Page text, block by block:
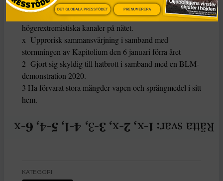
1 Spridit grov antisemitisk propaganda i
högerextremistiska kanaler på nätet.
x Upprorisk sammansvärjning i samband med
stormningen av Kapitolium den 6 januari förra året
2 Gjort sig skyldig till hatbrott i samband med en BLM-
demonstration 2020.
3 Ha förvarat stora mängder vapen och sprängmedel i sitt
hem.
KATEGORI
DET GLOBALA PRESSTÖDET PRENUMERERA